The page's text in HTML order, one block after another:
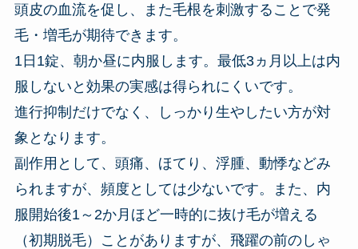
頭皮の血流を促し、また毛根を刺激することで発
毛・増毛が期待できます。
1日1錠、朝か昼に内服します。最低3ヵ月以上は内
服しないと効果の実感は得られにくいです。
進行抑制だけでなく、しっかり生やしたい方が対
象となります。
副作用として、頭痛、ほてり、浮腫、動悸などみ
られますが、頻度としては少ないです。また、内
服開始後1～2か月ほど一時的に抜け毛が増える
（初期脱毛）ことがありますが、飛躍の前のしゃ